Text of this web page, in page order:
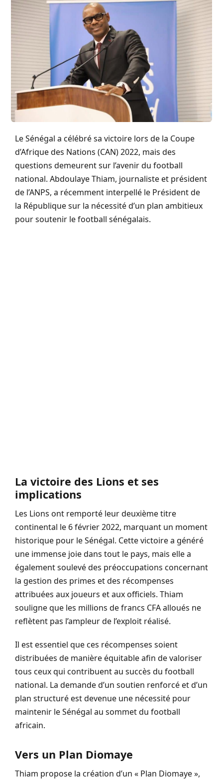
Le Sénégal a célébré sa victoire lors de la Coupe
d’Afrique des Nations (CAN) 2022, mais des
questions demeurent sur l’avenir du football
national. Abdoulaye Thiam, journaliste et président
de l’ANPS, a récemment interpellé le Président de
la République sur la nécessité d’un plan ambitieux
pour soutenir le football sénégalais.
La victoire des Lions et ses
implications
Les Lions ont remporté leur deuxième titre
continental le 6 février 2022, marquant un moment
historique pour le Sénégal. Cette victoire a généré
une immense joie dans tout le pays, mais elle a
également soulevé des préoccupations concernant
la gestion des primes et des récompenses
attribuées aux joueurs et aux officiels. Thiam
souligne que les millions de francs CFA alloués ne
reflètent pas l’ampleur de l’exploit réalisé.
Il est essentiel que ces récompenses soient
distribuées de manière équitable afin de valoriser
tous ceux qui contribuent au succès du football
national. La demande d’un soutien renforcé et d’un
plan structuré est devenue une nécessité pour
maintenir le Sénégal au sommet du football
africain.
Vers un Plan Diomaye
Thiam propose la création d’un « Plan Diomaye »,